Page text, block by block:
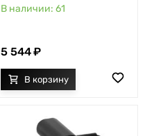
61
5 544